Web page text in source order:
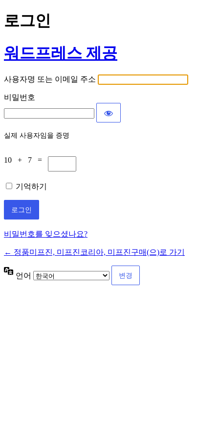
로그인
워드프레스 제공
사용자명 또는 이메일 주소
비밀번호
실제 사용자임을 증명
10 + 7 =
기억하기
비밀번호를 잊으셨나요?
← 정품미프진, 미프진코리아, 미프진구매(으)로 가기
언어